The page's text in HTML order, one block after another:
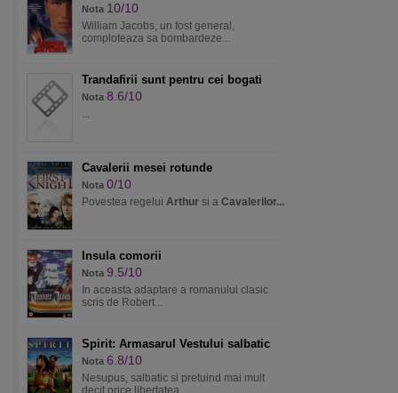
Nota 10/10
William Jacobs, un fost general,
comploteaza sa bombardeze...
Trandafirii sunt pentru cei bogati
Nota 8.6/10
...
Cavalerii mesei rotunde
Nota 0/10
Povestea regelui Arthur si a Cavalerilor...
Insula comorii
Nota 9.5/10
In aceasta adaptare a romanului clasic
scris de Robert...
Spirit: Armasarul Vestului salbatic
Nota 6.8/10
Nesupus, salbatic si pretuind mai mult
decit orice libertatea....